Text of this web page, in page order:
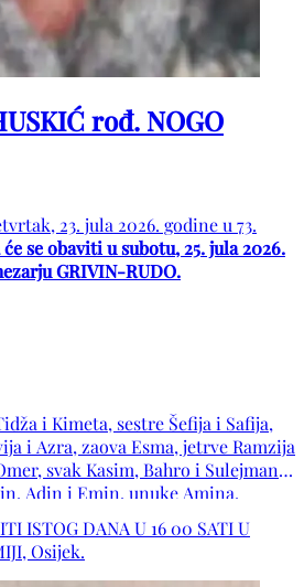
rođ. NOGO
23. jula 2026. godine u 73.
se obaviti u subotu, 25. jula 2026.
GRIVIN-RUDO.
i Kimeta, sestre Šefija i Safija,
i Azra, zaova Esma, jetrve Ramzija
svak Kasim, Bahro i Sulejman,
Adin i Emin, unuke Amina,
i Denisa, praunučad, bratići i
sa porodicama, te porodice
Sarač, Uzunović, Čičak, Pribišić,
ISTOG DANA U 16 00 SATI U
Osijek.